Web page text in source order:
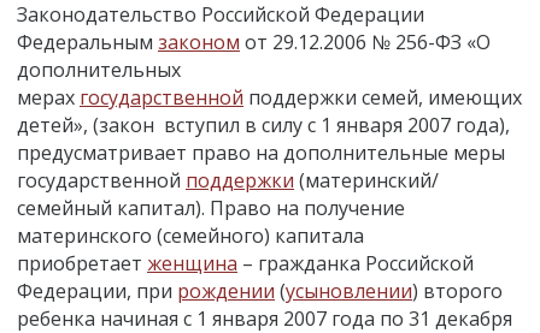
Законодательство Российской Федерации
Федеральным законом от 29.12.2006 № 256-ФЗ «О
дополнительных
мерах государственной поддержки семей, имеющих
детей», (закон вступил в силу с 1 января 2007 года),
предусматривает право на дополнительные меры
государственной поддержки (материнский/
семейный капитал). Право на получение
материнского (семейного) капитала
приобретает женщина – гражданка Российской
Федерации, при рождении (усыновлении) второго
ребенка начиная с 1 января 2007 года по 31 декабря